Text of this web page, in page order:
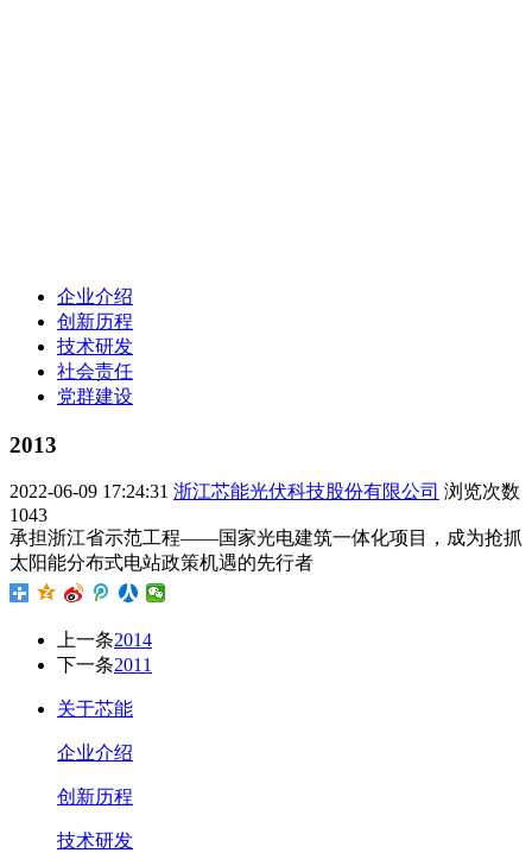
企业介绍
创新历程
技术研发
社会责任
党群建设
2013
2022-06-09 17:24:31 浙江芯能光伏科技股份有限公司 浏览次数
1043
承担浙江省示范工程——国家光电建筑一体化项目，成为抢抓
太阳能分布式电站政策机遇的先行者
上一条2014
下一条2011
关于芯能
企业介绍
创新历程
技术研发